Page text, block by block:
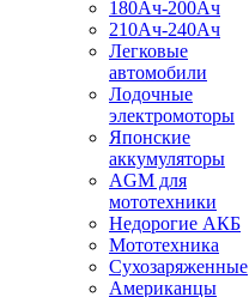
180Ач-200Ач
210Ач-240Ач
Легковые
автомобили
Лодочные
электромоторы
Японские
аккумуляторы
AGM для
мототехники
Недорогие АКБ
Мототехника
Сухозаряженные
Американцы